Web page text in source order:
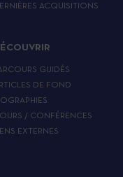
ACQUISITIONS
GUIDÉS
DE FOND
/ CONFÉRENCES
EXTERNES